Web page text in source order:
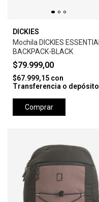
DICKIES
Mochila DICKIES ESSENTIAL
BACKPACK-BLACK
$79.999,00
$67.999,15 con
Transferencia o depósito
Comprar